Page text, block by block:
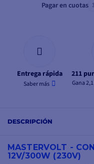
Pagar en cuotas
Entrega rápida
Saber más
211
Gana
DESCRIPCIÓN
MASTERVOLT -
12V/300W (230V)